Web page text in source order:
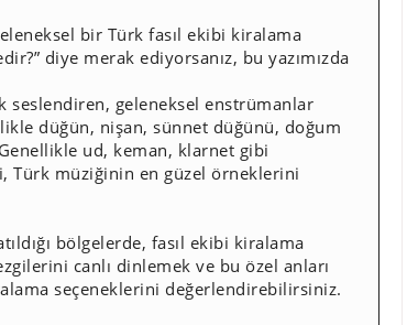
bir Türk fasıl ekibi kiralama
diye merak ediyorsanız, bu yazımızda
seslendiren, geleneksel enstrümanlar
düğün, nişan, sünnet düğünü, doğum
ud, keman, klarnet gibi
Türk müziğinin en güzel örneklerini
bölgelerde, fasıl ekibi kiralama
canlı dinlemek ve bu özel anları
seçeneklerini değerlendirebilirsiniz.